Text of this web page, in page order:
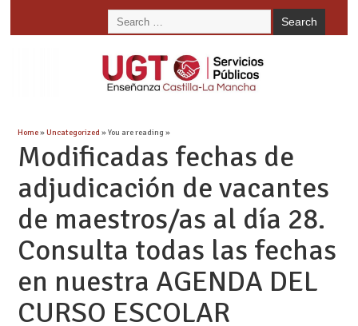
Home»Uncategorized » You are reading »
Modificadas fechas de
adjudicación de vacantes
de maestros/as al día 28.
Consulta todas las fechas
en nuestra AGENDA DEL
CURSO ESCOLAR